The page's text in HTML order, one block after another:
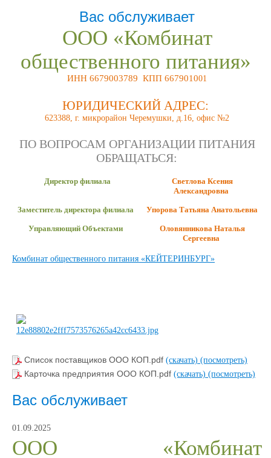
Вас обслуживает
ООО «Комбинат
общественного питания»
ИНН 6679003789 КПП 667901001
ЮРИДИЧЕСКИЙ АДРЕС:
623388, г. микрорайон Черемушки, д.16, офис №2
ПО ВОПРОСАМ ОРГАНИЗАЦИИ ПИТАНИЯ
ОБРАЩАТЬСЯ:
Директор филиала
Светлова Ксения
Александровна
Заместитель директора филиала Упорова Татьяна Анатольевна
Управляющий Объектами
Оловянникова Наталья
Сергеевна
Комбинат общественного питания «КЕЙТЕРИНБУРГ»
Список поставщиков ООО КОП.pdf (скачать) (посмотреть)
Карточка предприятия ООО КОП.pdf (скачать) (посмотреть)
Вас обслуживает
01.09.2025
ООО «Комбинат